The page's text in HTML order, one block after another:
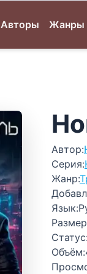
Авторы Жанры
Автор:
Серия:
Жанр:
Язык:
Объём: